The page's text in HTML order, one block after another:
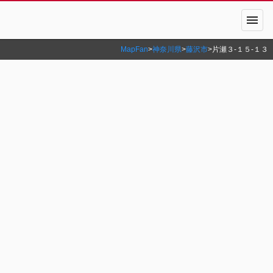
menu
MapFan>神奈川県>藤沢市>片瀬３‐１５‐１３